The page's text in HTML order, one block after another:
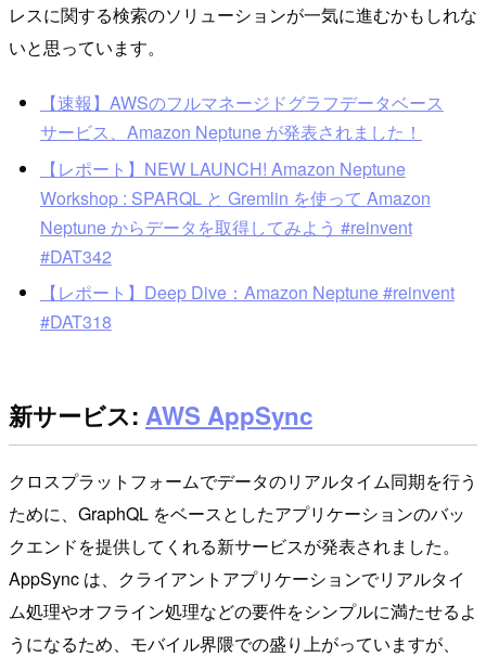
レスに関する検索のソリューションが一気に進むかもしれな
いと思っています。
【速報】AWSのフルマネージドグラフデータベース
サービス、Amazon Neptune が発表されました！
【レポート】NEW LAUNCH! Amazon Neptune
Workshop : SPARQL と Gremlin を使って Amazon
Neptune からデータを取得してみよう #reinvent
#DAT342
【レポート】Deep Dive：Amazon Neptune #reinvent
#DAT318
新サービス: AWS AppSync
クロスプラットフォームでデータのリアルタイム同期を行う
ために、GraphQL をベースとしたアプリケーションのバッ
クエンドを提供してくれる新サービスが発表されました。
AppSync は、クライアントアプリケーションでリアルタイ
ム処理やオフライン処理などの要件をシンプルに満たせるよ
うになるため、モバイル界隈での盛り上がっていますが、